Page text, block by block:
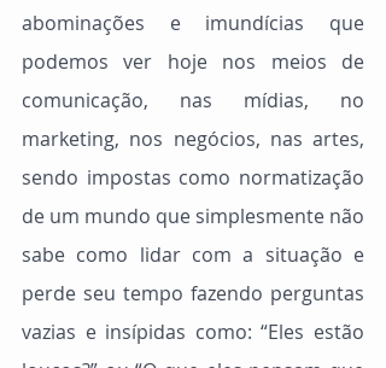
abominações e imundícias que
podemos ver hoje nos meios de
comunicação, nas mídias, no
marketing, nos negócios, nas artes,
sendo impostas como normatização
de um mundo que simplesmente não
sabe como lidar com a situação e
perde seu tempo fazendo perguntas
vazias e insípidas como: “Eles estão